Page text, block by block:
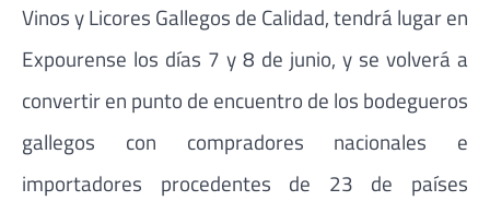
Vinos y Licores Gallegos de Calidad, tendrá lugar en
Expourense los días 7 y 8 de junio, y se volverá a
convertir en punto de encuentro de los bodegueros
gallegos con compradores nacionales e
importadores procedentes de 23 de países